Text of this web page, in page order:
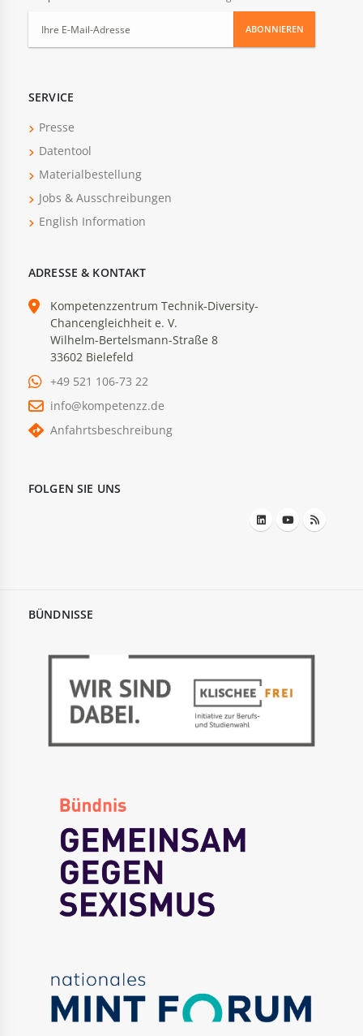
ABONNIEREN
SERVICE
Presse
Datentool
Materialbestellung
Jobs & Ausschreibungen
English Information
ADRESSE & KONTAKT
Kompetenzzentrum Technik-Diversity-
Chancengleichheit e. V.
Wilhelm-Bertelsmann-Straße 8
33602 Bielefeld
+49 521 106-73 22
info@kompetenzz.de
Anfahrtsbeschreibung
FOLGEN SIE UNS
BÜNDNISSE